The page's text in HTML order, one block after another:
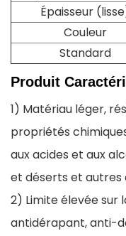
Épaisseur
Couleur
Standard
Produit
1) Matériau léger,
propriétés
aux acides et aux
et déserts et autres
2) Limite élevée sur
antidérapant, anti-